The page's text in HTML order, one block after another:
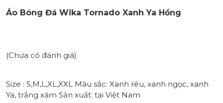
Áo Bóng Đá Wika Tornado Xanh Ya Hồng
(Chưa có đánh giá)
Size : S,M,L,XL,XXL Màu sắc: Xanh rêu, xanh ngọc, xanh
Ya, trắng xám Sản xuất: tại Việt Nam